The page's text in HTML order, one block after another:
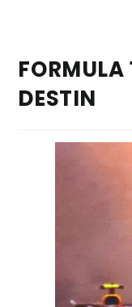
FORMULA
DESTIN